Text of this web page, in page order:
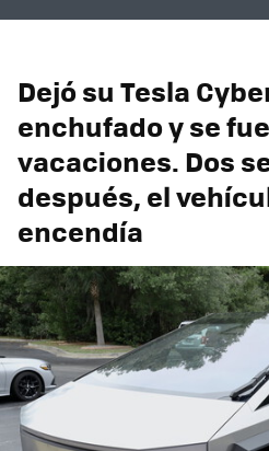
Dejó su Tesla
enchufado y se
vacaciones. Dos
después, el
encendía